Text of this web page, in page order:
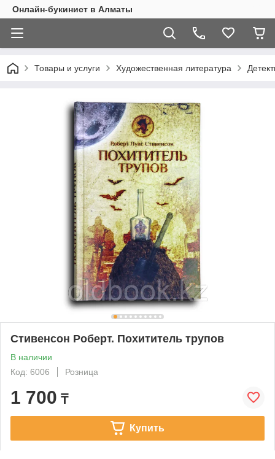
Онлайн-букинист в Алматы
Товары и услуги Художественная литература
Стивенсон Роберт. Похититель трупов
В наличии
Код: 6006
Розница
1 700 ₸
Купить